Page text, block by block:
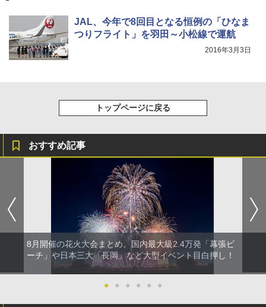
JAL、今年で8回目となる恒例の「ひなま
つりフライト」を羽田～小松線で運航
2016年3月3日
トップページに戻る
おすすめ記事
8月開催の花火大会まとめ。国内最大級2.4万発「幕張ビ
ーチ」や日本三大「長岡」など大型イベント目白押し！
● ● ● ● ● ●